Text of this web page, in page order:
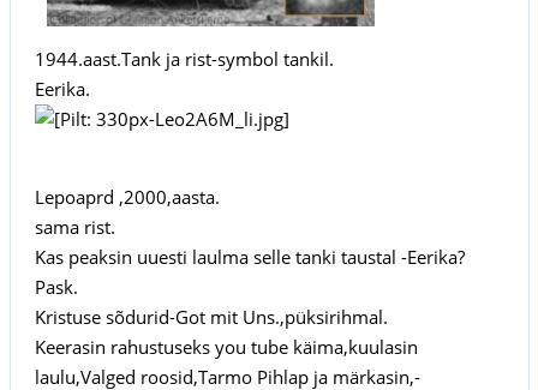
1944.aast.Tank ja rist-symbol tankil.
Eerika.
Lepoaprd ,2000,aasta.
sama rist.
Kas peaksin uuesti laulma selle tanki taustal -Eerika?
Pask.
Kristuse sõdurid-Got mit Uns.,püksirihmal.
Keerasin rahustuseks you tube käima,kuulasin
laulu,Valged roosid,Tarmo Pihlap ja märkasin,-